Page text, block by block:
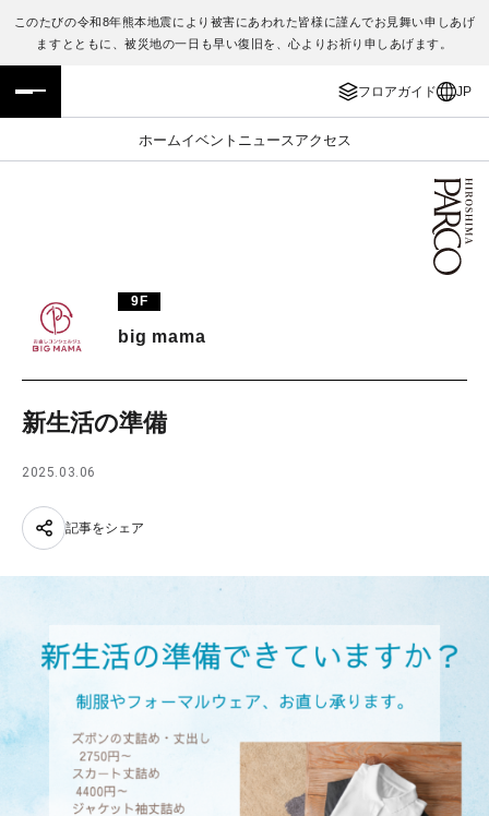
このたびの令和8年熊本地震により被害にあわれた皆様に謹んでお見舞い申しあげ
ますとともに、被災地の一日も早い復旧を、心よりお祈り申しあげます。
フロアガイド JP
ホームイベント ニュース アクセス
フロアガイド
施設案内・アクセス
TAX FREE
ENGLISH
繁体字
日本語
9F
big mama
新生活の準備
2025.03.06
記事をシェア